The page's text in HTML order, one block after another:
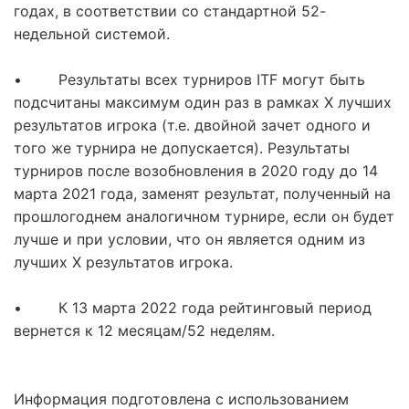
годах, в соответствии со стандартной 52-
недельной системой.
• Результаты всех турниров ITF могут быть
подсчитаны максимум один раз в рамках Х лучших
результатов игрока (т.е. двойной зачет одного и
того же турнира не допускается). Результаты
турниров после возобновления в 2020 году до 14
марта 2021 года, заменят результат, полученный на
прошлогоднем аналогичном турнире, если он будет
лучше и при условии, что он является одним из
лучших X результатов игрока.
• К 13 марта 2022 года рейтинговый период
вернется к 12 месяцам/52 неделям.
Информация подготовлена с использованием